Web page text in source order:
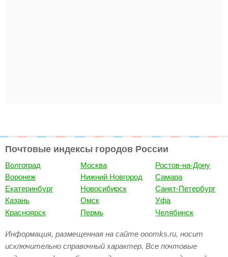
Почтовые индексы городов России
Волгоград
Воронеж
Екатеринбург
Казань
Красноярск
Москва
Нижний Новгород
Новосибирск
Омск
Пермь
Ростов-на-Дону
Самара
Санкт-Петербург
Уфа
Челябинск
Информация, размещенная на сайте ooomks.ru, носит
исключительно справочный характер. Все почтовые